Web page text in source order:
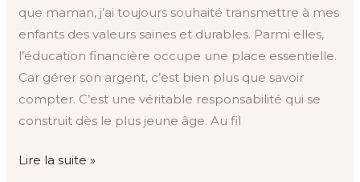
que maman, j’ai toujours souhaité transmettre à mes
enfants des valeurs saines et durables. Parmi elles,
l’éducation financière occupe une place essentielle.
Car gérer son argent, c’est bien plus que savoir
compter. C’est une véritable responsabilité qui se
construit dès le plus jeune âge. Au fil
Lire la suite »